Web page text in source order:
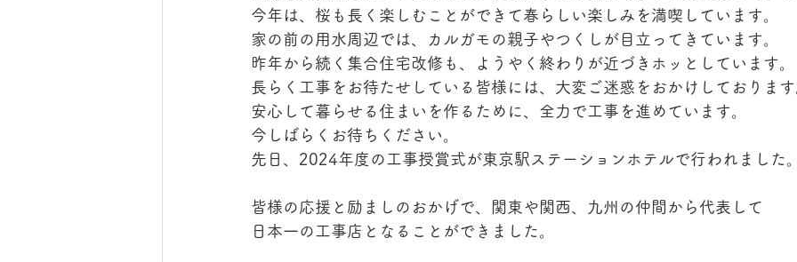
今年は、桜も長く楽しむことができて春らしい楽しみを満喫しています。
家の前の用水周辺では、カルガモの親子やつくしが目立ってきています。
昨年から続く集合住宅改修も、ようやく終わりが近づきホッとしています。
長らく工事をお待たせしている皆様には、大変ご迷惑をおかけしておりま
安心して暮らせる住まいを作るために、全力で工事を進めています。
今しばらくお待ちください。
先日、2024年度の工事授賞式が東京駅ステーションホテルで行われました
皆様の応援と励ましのおかげで、関東や関西、九州の仲間から代表して
日本一の工事店となることができました。